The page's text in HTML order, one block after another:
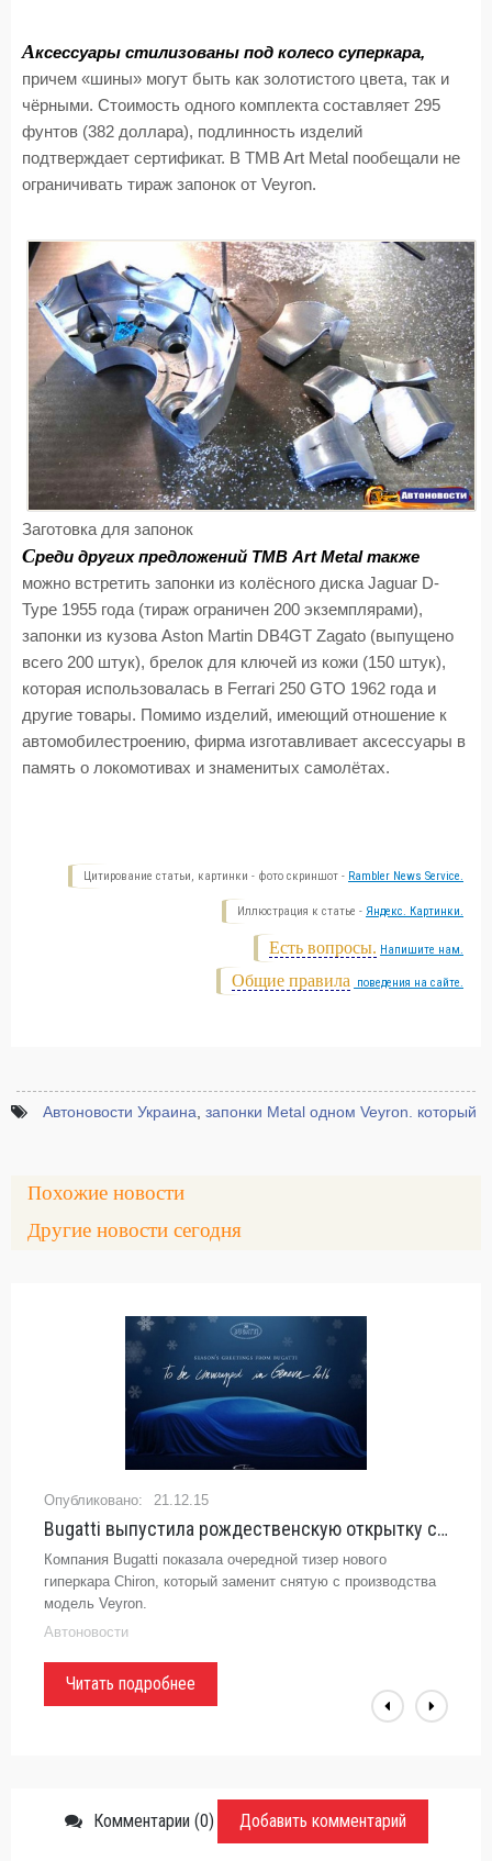
Аксессуары стилизованы под колесо суперкара,
причем «шины» могут быть как золотистого цвета, так и
чёрными. Стоимость одного комплекта составляет 295
фунтов (382 доллара), подлинность изделий
подтверждает сертификат. В TMB Art Metal пообещали не
ограничивать тираж запонок от Veyron.
Заготовка для запонок
Среди других предложений TMB Art Metal также
можно встретить запонки из колёсного диска Jaguar D-
Type 1955 года (тираж ограничен 200 экземплярами),
запонки из кузова Aston Martin DB4GT Zagato (выпущено
всего 200 штук), брелок для ключей из кожи (150 штук),
которая использовалась в Ferrari 250 GTO 1962 года и
другие товары. Помимо изделий, имеющий отношение к
автомобилестроению, фирма изготавливает аксессуары в
память о локомотивах и знаменитых самолётах.
Цитирование статьи, картинки - фото скриншот - Rambler News Service.
Иллюстрация к статье - Яндекс. Картинки.
Есть вопросы. Напишите нам.
Общие правила поведения на сайте.
Автоновости Украина запонки Metal одном Veyron. который
Похожие новости
Другие новости сегодня
21.12.15
Bugatti выпустила рождественскую открытку с изображением гиперкара Chiron -
Компания Bugatti показала очередной тизер нового
гиперкара Chiron, который заменит снятую с производства
модель Veyron.
Автоновости
Читать подробнее
Комментарии (0) Добавить комментарий